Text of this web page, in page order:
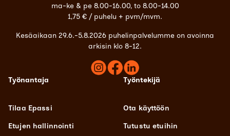
ma-ke & pe 8.00-16.00, to 8.00-14.00
1,75 € / puhelu + pvm/mvm.
Kesäaikaan 29.6.-5.8.2026 puhelinpalvelumme on avoinna
arkisin klo 8-12.
Työnantaja
Tilaa Epassi
Etujen hallinnointi
Työntekijä
Ota käyttöön
Tutustu etuihin